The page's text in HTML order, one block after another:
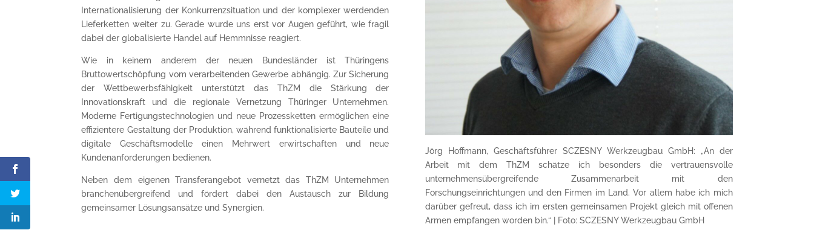
Internationalisierung der Konkurrenzsituation und der komplexer werdenden
Lieferketten weiter zu. Gerade wurde uns erst vor Augen geführt, wie fragil
dabei der globalisierte Handel auf Hemmnisse reagiert.
Wie in keinem anderem der neuen Bundesländer ist Thüringens
Bruttowertschöpfung vom verarbeitenden Gewerbe abhängig. Zur Sicherung
der Wettbewerbsfähigkeit unterstützt das ThZM die Stärkung der
Innovationskraft und die regionale Vernetzung Thüringer Unternehmen.
Moderne Fertigungstechnologien und neue Prozessketten ermöglichen eine
effizientere Gestaltung der Produktion, während funktionalisierte Bauteile und
digitale Geschäftsmodelle einen Mehrwert erwirtschaften und neue
Kundenanforderungen bedienen.
Neben dem eigenen Transferangebot vernetzt das ThZM Unternehmen
branchenübergreifend und fördert dabei den Austausch zur Bildung
gemeinsamer Lösungsansätze und Synergien.
Jörg Hoffmann, Geschäftsführer SCZESNY Werkzeugbau GmbH: „An der
Arbeit mit dem ThZM schätze ich besonders die vertrauensvolle
unternehmensübergreifende Zusammenarbeit mit den
Forschungseinrichtungen und den Firmen im Land. Vor allem habe ich mich
darüber gefreut, dass ich im ersten gemeinsamen Projekt gleich mit offenen
Armen empfangen worden bin.“ | Foto: SCZESNY Werkzeugbau GmbH